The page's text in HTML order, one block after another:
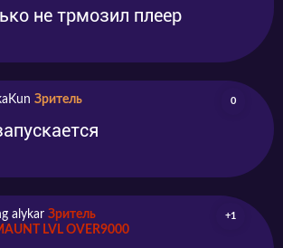
не трмозил плеер
Зритель 0
alykar Зритель
LVL OVER9000
+1